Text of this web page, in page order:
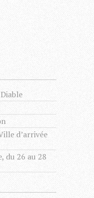
d’arrivée
du 26 au 28